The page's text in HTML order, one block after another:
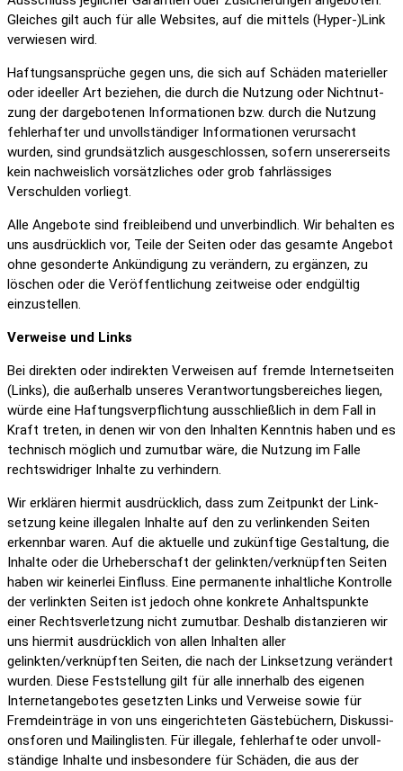
Glei­ches gilt auch für alle Websites, auf die mittels (Hyper-)Link
verwiesen wird.
Haftungs­an­sprüche gegen uns, die sich auf Schäden mate­ri­eller
oder ideeller Art beziehen, die durch die Nutzung oder Nicht­nut­
zung der darge­bo­tenen Infor­ma­tionen bzw. durch die Nutzung
fehler­hafter und unvoll­stän­diger Infor­ma­tionen verur­sacht
wurden, sind grund­sätz­lich ausge­schlossen, sofern unse­rer­seits
kein nach­weis­lich vorsätz­li­ches oder grob fahr­läs­siges
Verschulden vorliegt.
Alle Ange­bote sind frei­blei­bend und unver­bind­lich. Wir behalten es
uns ausdrück­lich vor, Teile der Seiten oder das gesamte Angebot
ohne geson­derte Ankün­di­gung zu verän­dern, zu ergänzen, zu
löschen oder die Veröf­fent­li­chung zeit­weise oder endgültig
einzu­stellen.
Verweise und Links
Bei direkten oder indi­rekten Verweisen auf fremde Inter­net­seiten
(Links), die außer­halb unseres Verant­wor­tungs­be­rei­ches liegen,
würde eine Haftungs­ver­pflich­tung ausschließ­lich in dem Fall in
Kraft treten, in denen wir von den Inhalten Kenntnis haben und es
tech­nisch möglich und zumutbar wäre, die Nutzung im Falle
rechts­wid­riger Inhalte zu verhin­dern.
Wir erklären hiermit ausdrück­lich, dass zum Zeit­punkt der Link­
set­zung keine ille­galen Inhalte auf den zu verlin­kenden Seiten
erkennbar waren. Auf die aktu­elle und zukünf­tige Gestal­tung, die
Inhalte oder die Urhe­ber­schaft der gelinkten/verknüpften Seiten
haben wir keinerlei Einfluss. Eine perma­nente inhalt­liche Kontrolle
der verlinkten Seiten ist jedoch ohne konkrete Anhalts­punkte
einer Rechts­ver­let­zung nicht zumutbar. Deshalb distan­zieren wir
uns hiermit ausdrück­lich von allen Inhalten aller
gelinkten/verknüpften Seiten, die nach der Link­set­zung verän­dert
wurden. Diese Fest­stel­lung gilt für alle inner­halb des eigenen
Inter­net­an­ge­botes gesetzten Links und Verweise sowie für
Fremd­ein­träge in von uns einge­rich­teten Gäste­bü­chern, Diskus­si­
ons­foren und Mailing­listen. Für ille­gale, fehler­hafte oder unvoll­
stän­dige Inhalte und insbe­son­dere für Schäden, die aus der